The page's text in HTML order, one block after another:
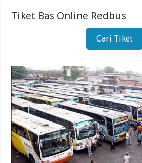
Tiket Bas Online Redbus
Cari Tiket